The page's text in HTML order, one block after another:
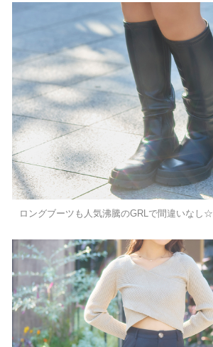
ロングブーツも人気沸騰のGRLで間違いなし☆